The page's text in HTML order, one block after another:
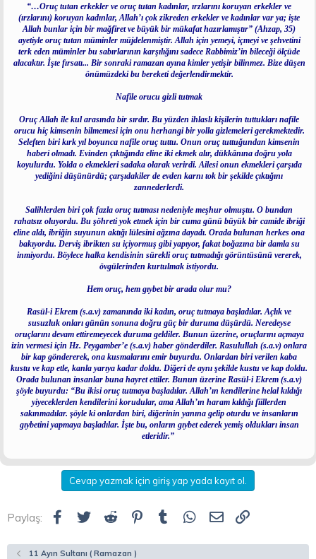
“…Oruç tutan erkekler ve oruç tutan kadınlar, ırzlarını koruyan erkekler ve
(ırzlarını) koruyan kadınlar, Allah’ı çok zikreden erkekler ve kadınlar var ya; işte
Allah bunlar için bir mağfiret ve büyük bir mükafat hazırlamıştır” (Ahzap, 35)
ayetiyle oruç tutan müminler müjdelenmiştir. Allah için yemeyi, içmeyi ve şehvetini
terk eden müminler bu sabırlarının karşılığını sadece Rabbimiz’in bileceği ölçüde
alacaktır. İşte fırsatı... Bir sonraki ramazan ayına kimler yetişir bilinmez. Bize düşen
önümüzdeki bu bereketi değerlendirmektir.
Nafile orucu gizli tutmak
Oruç Allah ile kul arasında bir sırdır. Bu yüzden ihlaslı kişilerin tuttukları nafile
orucu hiç kimsenin bilmemesi için onu herhangi bir yolla gizlemeleri gerekmektedir.
Seleften biri kırk yıl boyunca nafile oruç tuttu. Onun oruç tuttuğundan kimsenin
haberi olmadı. Evinden çıktığında eline iki ekmek alır, dükkânına doğru yola
koyulurdu. Yolda o ekmekleri sadaka olarak verirdi. Ailesi onun ekmekleri çarşıda
yediğini düşünürdü; çarşıdakiler de evden karnı tok bir şekilde çıktığını
zannederlerdi.
Salihlerden biri çok fazla oruç tutması nedeniyle meşhur olmuştu. O bundan
rahatsız oluyordu. Bu şöhreti yok etmek için bir cuma günü büyük bir camide ibriği
eline aldı, ibriğin suyunun aktığı lülesini ağzına dayadı. Orada bulunan herkes ona
bakıyordu. Derviş ibrikten su içiyormuş gibi yapıyor, fakat boğazına bir damla su
inmiyordu. Böylece halka kendisinin sürekli oruç tutmadığı görüntüsünü vererek,
övgülerinden kurtulmak istiyordu.
Hem oruç, hem gıybet bir arada olur mu?
Rasül-i Ekrem (s.a.v) zamanında iki kadın, oruç tutmaya başladılar. Açlık ve
susuzluk onları günün sonuna doğru güç bir duruma düşürdü. Neredeyse
oruçlarını devam ettiremeyecek duruma geldiler. Bunun üzerine, oruçlarını açmaya
izin vermesi için Hz. Peygamber’e (s.a.v) haber gönderdiler. Rasulullah (s.a.v) onlara
bir kap göndererek, ona kusmalarını emir buyurdu. Onlardan biri verilen kaba
kustu ve kap etle, kanla yarıya kadar doldu. Diğeri de aynı şekilde kustu ve kap doldu.
Orada bulunan insanlar buna hayret ettiler. Bunun üzerine Rasül-i Ekrem (s.a.v)
şöyle buyurdu: “Bu ikisi oruç tutmaya başladılar. Allah’ın kendilerine helal kıldığı
yiyeceklerden kendilerini korudular, ama Allah’ın haram kıldığı fiillerden
sakınmadılar. şöyle ki onlardan biri, diğerinin yanına gelip oturdu ve insanların
gıybetini yapmaya başladılar. İşte bu, onların gıybet ederek yemiş oldukları insan
etleridir.”
Cevap yazmak için giriş yap yada kayıt ol.
Paylaş: Facebook
Twitter Reddit Pinterest
Tumblr WhatsApp
E-posta
11 Ayın Sultanı ( Ramazan )